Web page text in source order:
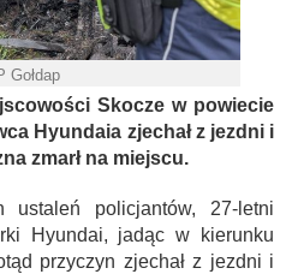
Gołdap
Skocze w powiecie
Hyundaia zjechał z jezdni i
zmarł na miejscu.
policjantów, 27-letni
Hyundai, jadąc w kierunku
przyczyn zjechał z jezdni i